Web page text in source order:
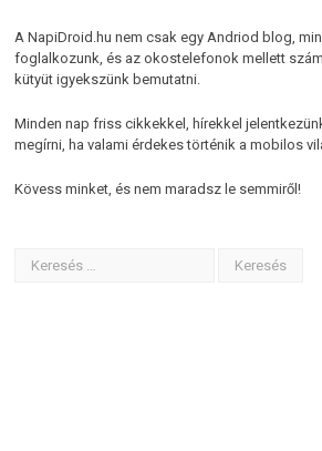
A NapiDroid.hu nem csak egy Andriod blog,
foglalkozunk, és az okostelefonok mellett
kütyüt igyekszünk bemutatni.
Minden nap friss cikkekkel, hírekkel
megírni, ha valami érdekes történik a mobilos
Kövess minket, és nem maradsz le semmiről!